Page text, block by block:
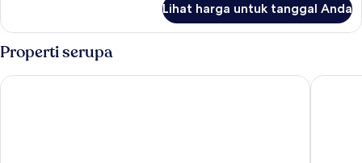
Bebas
Asap
Rokok
Kamar,
1
Tempat
Tidur
King,
Lihat harga untuk tanggal Anda
Properti serupa
Hilton Garden Inn San Jose Airport City Mall